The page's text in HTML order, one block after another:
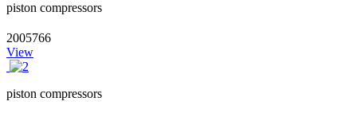
piston compressors
2005766
View
piston compressors